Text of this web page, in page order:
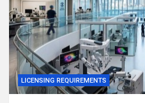
LICENSING REQUIREMENTS